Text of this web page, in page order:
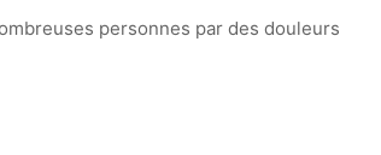
personnes par des douleurs